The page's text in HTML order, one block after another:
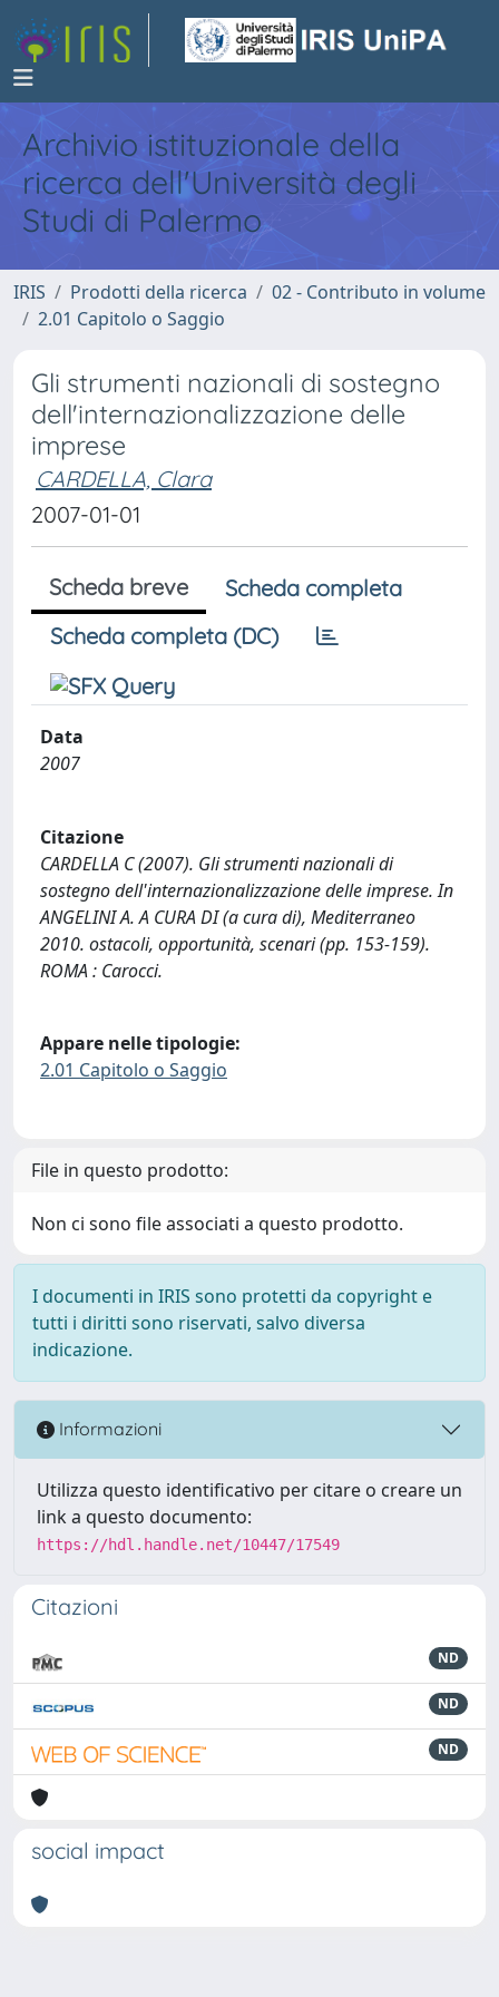
Archivio istituzionale della
ricerca dell'Università degli
Studi di Palermo
IRIS Prodotti della ricerca
02 - Contributo in volume
2.01 Capitolo o Saggio
Gli strumenti nazionali di sostegno
dell'internazionalizzazione delle
imprese
CARDELLA, Clara
2007-01-01
Scheda breve
Scheda completa
Scheda completa (DC)
Data
2007
Citazione
CARDELLA C (2007). Gli strumenti nazionali di
sostegno dell'internazionalizzazione delle imprese. In
ANGELINI A. A CURA DI (a cura di), Mediterraneo
2010. ostacoli, opportunità, scenari (pp. 153-159).
ROMA : Carocci.
Appare nelle tipologie:
2.01 Capitolo o Saggio
File in questo prodotto:
Non ci sono file associati a questo prodotto.
I documenti in IRIS sono protetti da copyright e
tutti i diritti sono riservati, salvo diversa
indicazione.
Informazioni
Utilizza questo identificativo per citare o creare un
link a questo documento:
https://hdl.handle.net/10447/17549
Citazioni
ND
ND
ND
social impact